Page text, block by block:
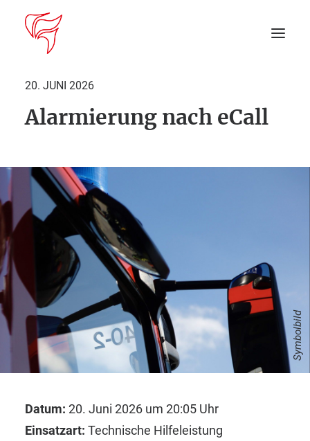
Startseite
DEIN EINSATZ
Suche
20. JUNI 2026
Alarmierung nach eCall
Symbolbild
Datum: 20. Juni 2026 um 20:05 Uhr
Einsatzart: Technische Hilfeleistung